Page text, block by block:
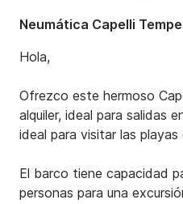
Neumática Capelli
Hola,
Ofrezco este hermoso
alquiler, ideal para salidas
ideal para visitar las
El barco tiene capacidad
personas para una